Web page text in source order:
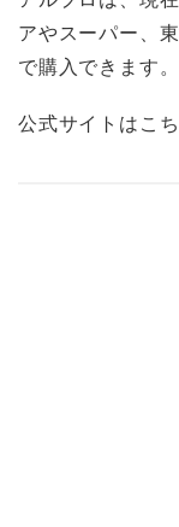
アやスーパー、
で購入できます。
公式サイトは